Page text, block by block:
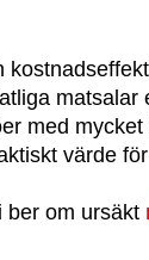
med
värde
ber om ursäkt